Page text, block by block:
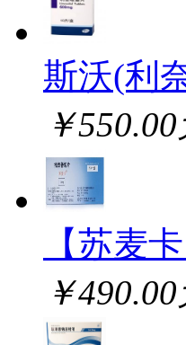
斯沃(利
￥
【苏麦
￥